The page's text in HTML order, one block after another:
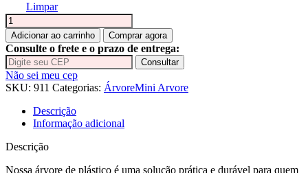
Limpar
Mini
arvore
folha
colorida
18
folhas
A70cm
L60cm
quantidade
Adicionar ao carrinho Comprar agora
Consulte o frete e o prazo de entrega:
Consultar
Não sei meu cep
SKU: 911 Categorias: ÁrvoreMini Arvore
Descrição
Informação adicional
Descrição
Nossa árvore de plástico é uma solução prática e durável para quem